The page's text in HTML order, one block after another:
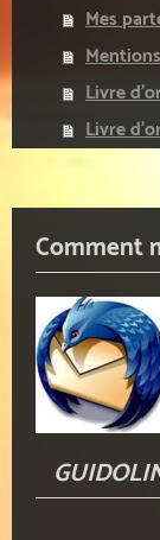
Mes
Livre
Livre
Comment